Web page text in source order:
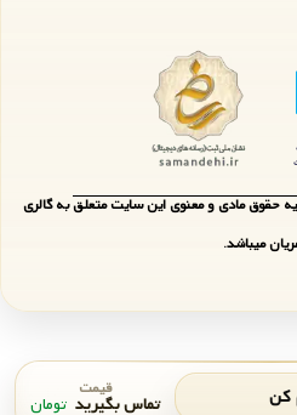
کن قیمت
تماس بگیرید تومان
حقوق مادی و معنوی این سایت متعلق به گالری
میباشد.